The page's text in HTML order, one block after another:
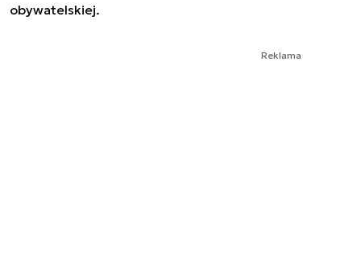
obywatelskiej.
Reklama